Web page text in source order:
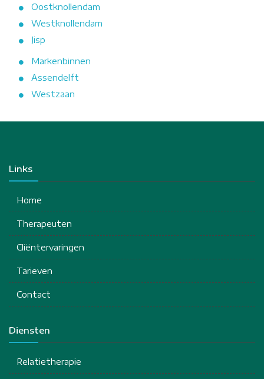
Oostknollendam
Westknollendam
Jisp
Markenbinnen
Assendelft
Westzaan
Links
Home
Therapeuten
Cliëntervaringen
Tarieven
Contact
Diensten
Relatietherapie